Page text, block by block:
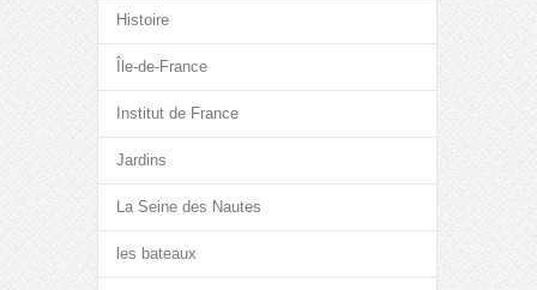
Histoire
Île-de-France
Institut de France
Jardins
La Seine des Nautes
les bateaux